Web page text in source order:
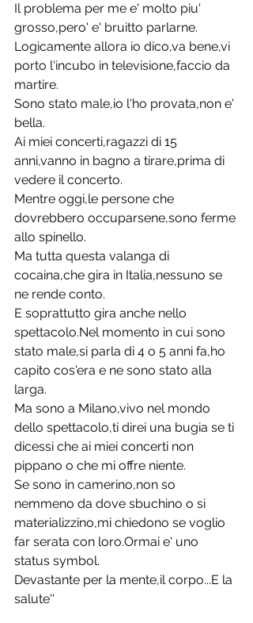
Il problema per me e' molto piu'
grosso,pero' e' bruitto parlarne.
Logicamente allora io dico,va bene,vi
porto l'incubo in televisione,faccio da
martire.
Sono stato male,io l'ho provata,non e'
bella.
Ai miei concerti,ragazzi di 15
anni,vanno in bagno a tirare,prima di
vedere il concerto.
Mentre oggi,le persone che
dovrebbero occuparsene,sono ferme
allo spinello.
Ma tutta questa valanga di
cocaina,che gira in Italia,nessuno se
ne rende conto.
E soprattutto gira anche nello
spettacolo.Nel momento in cui sono
stato male,si parla di 4 o 5 anni fa,ho
capito cos'era e ne sono stato alla
larga.
Ma sono a Milano,vivo nel mondo
dello spettacolo,ti direi una bugia se ti
dicessi che ai miei concerti non
pippano o che mi offre niente.
Se sono in camerino,non so
nemmeno da dove sbuchino o si
materializzino,mi chiedono se voglio
far serata con loro.Ormai e' uno
status symbol.
Devastante per la mente,il corpo...E la
salute''